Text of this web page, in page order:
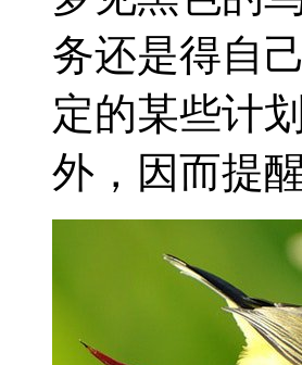
务还是得自
定的某些计
外，因而提